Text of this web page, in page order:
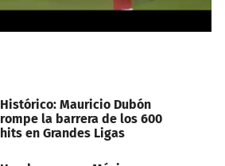
Histórico: Mauricio Dubón
rompe la barrera de los 600
hits en Grandes Ligas